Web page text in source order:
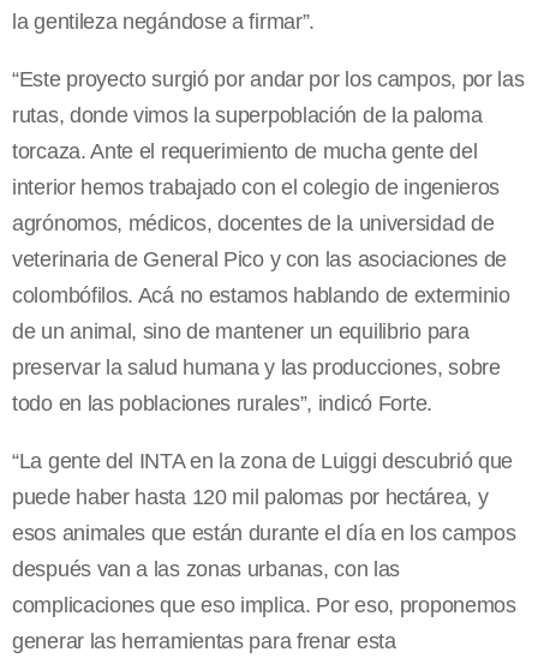
la gentileza negándose a firmar”.
“Este proyecto surgió por andar por los campos, por las
rutas, donde vimos la superpoblación de la paloma
torcaza. Ante el requerimiento de mucha gente del
interior hemos trabajado con el colegio de ingenieros
agrónomos, médicos, docentes de la universidad de
veterinaria de General Pico y con las asociaciones de
colombófilos. Acá no estamos hablando de exterminio
de un animal, sino de mantener un equilibrio para
preservar la salud humana y las producciones, sobre
todo en las poblaciones rurales”, indicó Forte.
“La gente del INTA en la zona de Luiggi descubrió que
puede haber hasta 120 mil palomas por hectárea, y
esos animales que están durante el día en los campos
después van a las zonas urbanas, con las
complicaciones que eso implica. Por eso, proponemos
generar las herramientas para frenar esta